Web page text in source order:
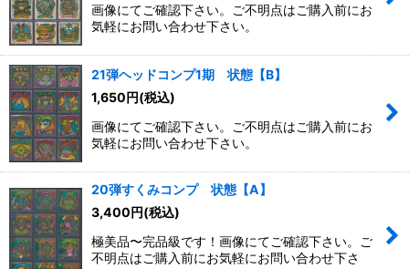
画像にてご確認下さい。ご不明点はご購入前にお
気軽にお問い合わせ下さい。
21弾ヘッドコンプ1期 状態【B】
1,650円(税込)
画像にてご確認下さい。ご不明点はご購入前にお
気軽にお問い合わせ下さい。
20弾すくみコンプ 状態【A】
3,400円(税込)
極美品〜完品級です！画像にてご確認下さい。ご
不明点はご購入前にお気軽にお問い合わせ下さ